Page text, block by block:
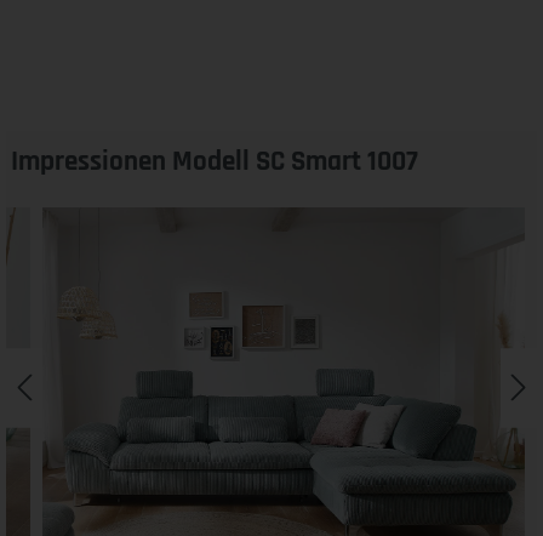
Impressionen Modell SC Smart 1007